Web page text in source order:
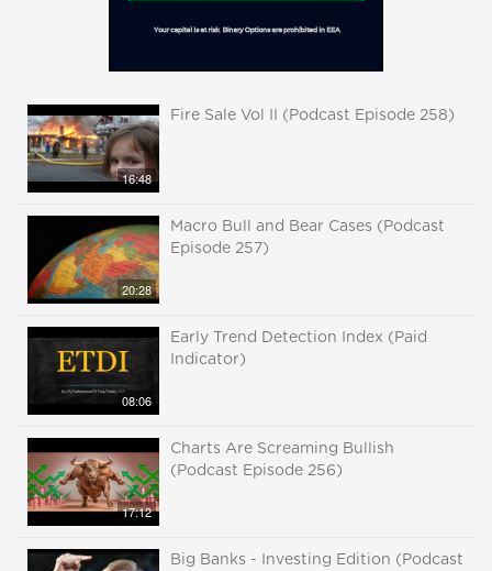
16:48
Fire Sale Vol II (Podcast Episode 258)
20:28
Macro Bull and Bear Cases (Podcast
Episode 257)
08:06
Early Trend Detection Index (Paid
Indicator)
17:12
Charts Are Screaming Bullish
(Podcast Episode 256)
Big Banks - Investing Edition (Podcast